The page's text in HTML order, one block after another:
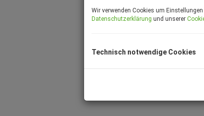
Wir verwenden Cookies um
Datenschutzerklärung und unserer
Technisch notwendige Cookies